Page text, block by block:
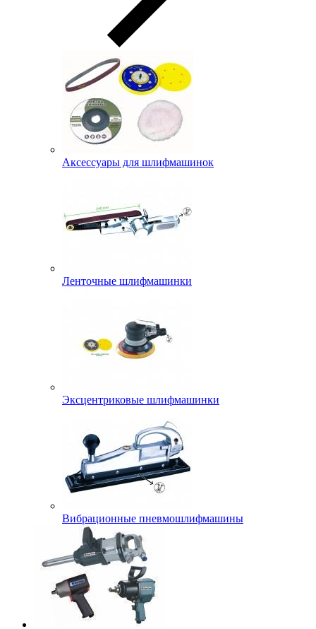
Аксессуары для шлифмашинок
Ленточные шлифмашинки
Эксцентриковые шлифмашинки
Вибрационные пневмошлифмашины